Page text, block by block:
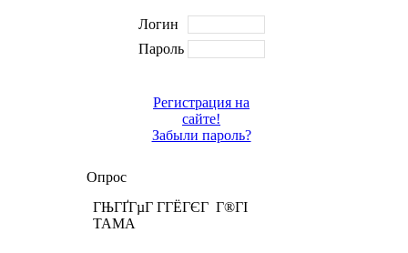
Логин
Пароль
Регистрация на
сайте!
Забыли пароль?
Опрос
ГЊГҐГµГ Г­ГЁГЄГ Г®ГІ
TAMA